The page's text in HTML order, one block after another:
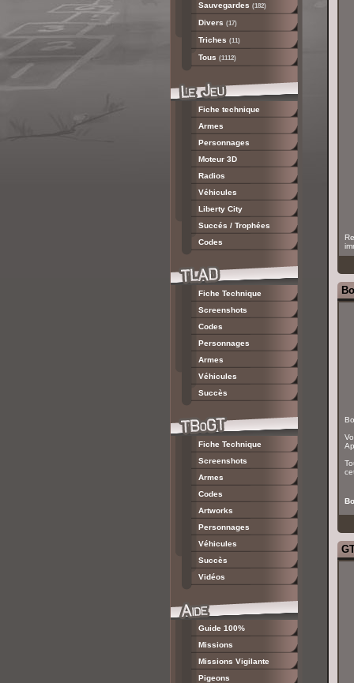
Sauvegardes (182)
Divers (17)
Triches (11)
Tous (1112)
Fiche technique
Armes
Personnages
Moteur 3D
Radios
Véhicules
Liberty City
Succés / Trophées
Codes
Fiche Technique
Screenshots
Codes
Personnages
Armes
Véhicules
Succès
Fiche Technique
Screenshots
Armes
Codes
Artworks
Personnages
Véhicules
Succès
Vidéos
Guide 100%
Missions
Missions Vigilante
Pigeons